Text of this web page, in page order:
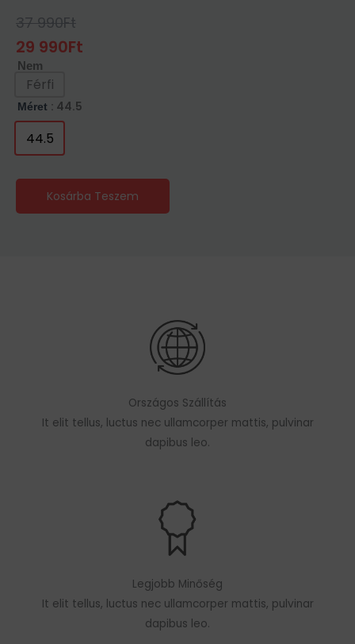
37 990Ft
Original
Was:
37
990Ft.
29 990Ft
Current
Is:
29
990Ft.
Nem
Férfi
Méret : 44.5
44.5
Kosárba Teszem
Országos Szállítás
It elit tellus, luctus nec ullamcorper mattis, pulvinar
dapibus leo.
Legjobb Minőség
It elit tellus, luctus nec ullamcorper mattis, pulvinar
dapibus leo.